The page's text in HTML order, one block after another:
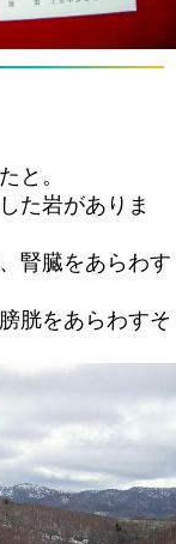
と。
た岩がありま
腎臓をあらわす
胱をあらわすそ